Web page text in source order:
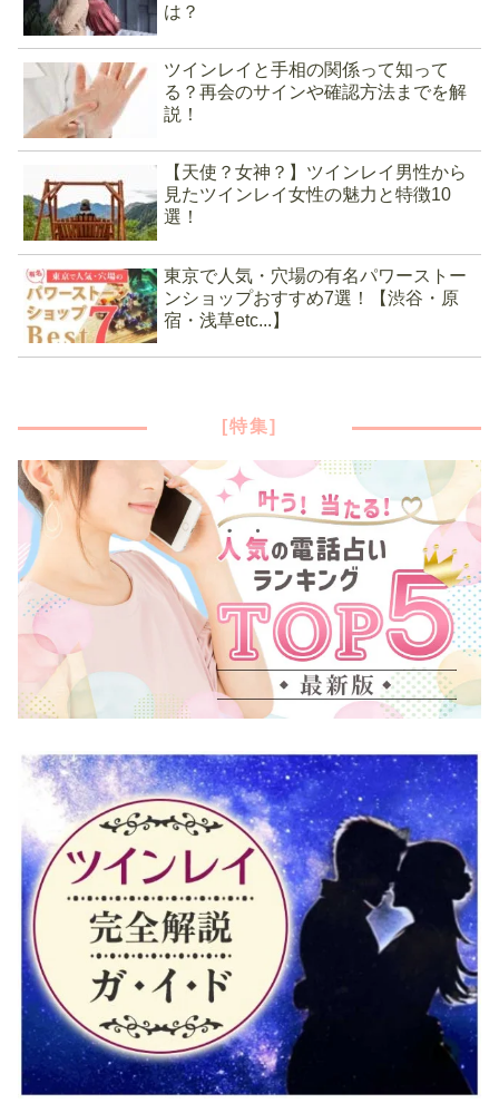
は？
ツインレイと手相の関係って知って
る？再会のサインや確認方法までを解
説！
【天使？女神？】ツインレイ男性から
見たツインレイ女性の魅力と特徴10
選！
東京で人気・穴場の有名パワーストー
ンショップおすすめ7選！【渋谷・原
宿・浅草etc...】
[特集]